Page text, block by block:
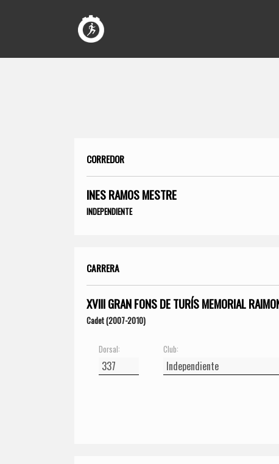
CORREDOR
INES RAMOS MESTRE
INDEPENDIENTE
CARRERA
XVIII GRAN FONS DE TURÍS MEMORIAL
Cadet (2007-2010)
Dorsal: Club: